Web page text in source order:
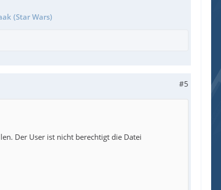
(Star Wars)
#5
Der User ist nicht berechtigt die Datei